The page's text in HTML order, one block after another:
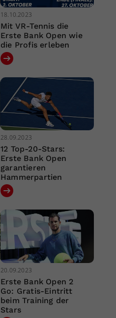
18.10.2023
Mit VR-Tennis die
Erste Bank Open wie
die Profis erleben
28.09.2023
12 Top-20-Stars:
Erste Bank Open
garantieren
Hammerpartien
20.09.2023
Erste Bank Open 2
Go: Gratis-Eintritt
beim Training der
Stars